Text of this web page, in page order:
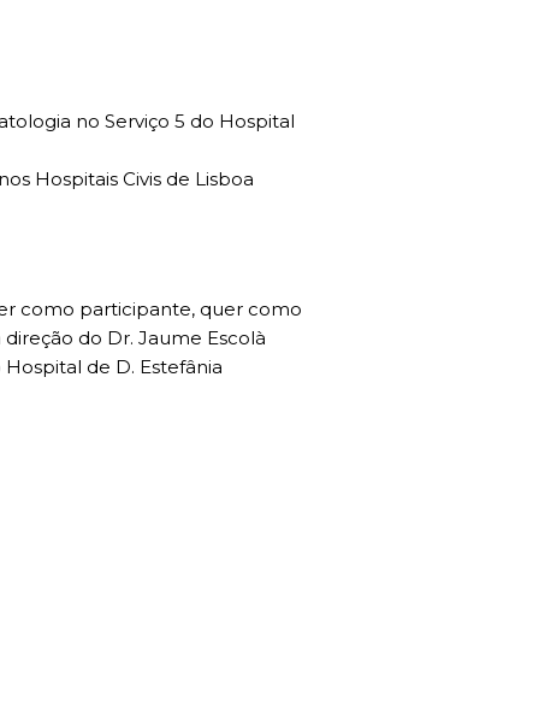
no Serviço 5 do Hospital
Hospitais Civis de Lisboa
como participante, quer como
do Dr. Jaume Escolà
de D. Estefânia